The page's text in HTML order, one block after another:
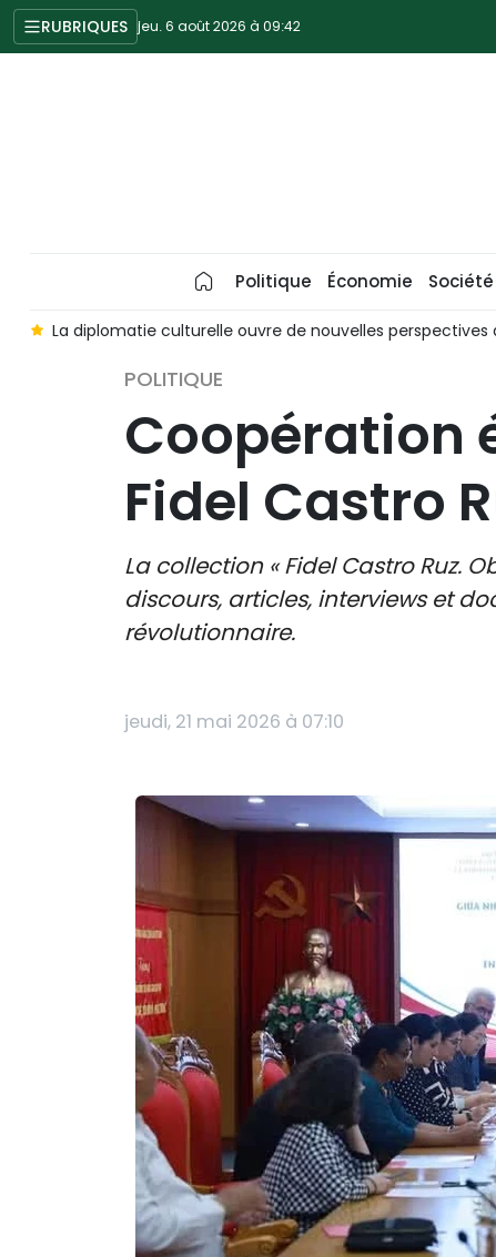
RUBRIQUES jeu. 6 août 2026 à 09:42
Politique Économie Société
La diplomatie culturelle ouvre de nouvelles
POLITIQUE
Coopération
Fidel Castro
La collection « Fidel Castro Ruz.
discours, articles, interviews et
révolutionnaire.
jeudi, 21 mai 2026 à 07:10